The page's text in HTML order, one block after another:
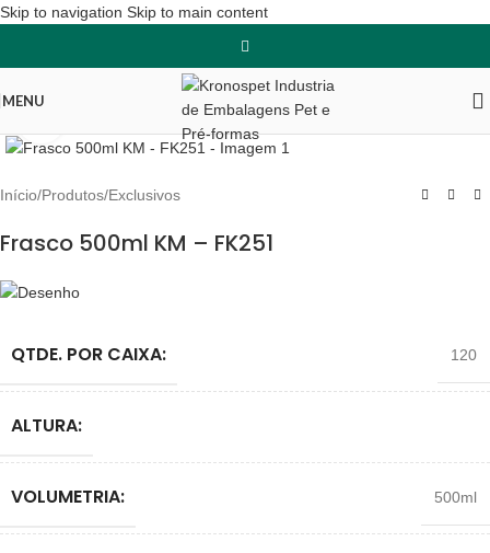
Skip to navigation Skip to main content
MENU
Clique para ampliar
Início/Produtos/Exclusivos
Frasco 500ml KM – FK251
QTDE. POR CAIXA: 120
ALTURA:
VOLUMETRIA: 500ml